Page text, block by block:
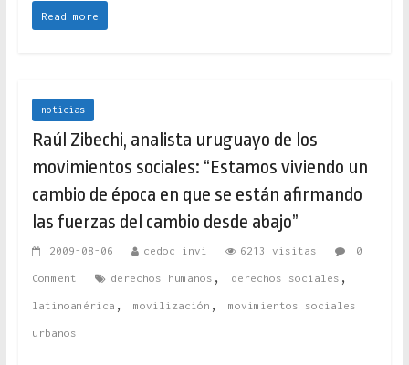
Read more
noticias
Raúl Zibechi, analista uruguayo de los
movimientos sociales: “Estamos viviendo un
cambio de época en que se están afirmando
las fuerzas del cambio desde abajo”
2009-08-06 cedoc invi 6213 visitas 0
Comment derechos humanos , derechos sociales ,
latinoamérica , movilización , movimientos sociales
urbanos